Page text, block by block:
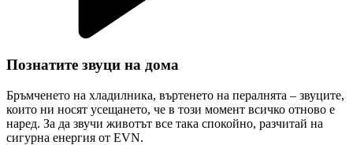
Познатите звуци на дома
Бръмченето на хладилника, въртенето на пералнята – звуците,
които ни носят усещането, че в този момент всичко отново е
наред. За да звучи животът все така спокойно, разчитай на
сигурна енергия от EVN.